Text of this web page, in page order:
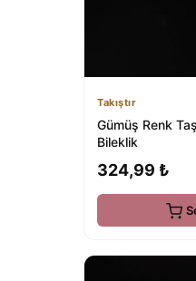
Takıştır
Gümüş Renk
Bileklik
324,99 ₺